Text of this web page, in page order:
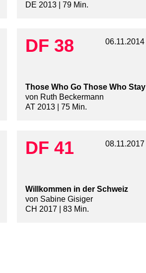
DE 2013 | 79 Min.
DF 38 06.11.2014
Those Who Go Those Who Stay
von Ruth Beckermann
AT 2013 | 75 Min.
DF 41 08.11.2017
Willkommen in der Schweiz
von Sabine Gisiger
CH 2017 | 83 Min.